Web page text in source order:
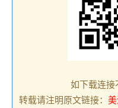
如下载连接
转载请注明原文链接：